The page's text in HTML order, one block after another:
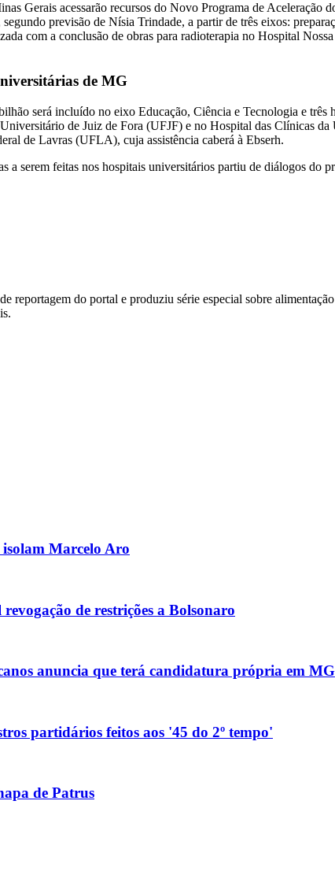
Gerais acessarão recursos do Novo Programa de
previsão de Nísia Trindade, a partir de três eixos:
com a conclusão de obras para radioterapia no Hospital
de MG
será incluído no eixo Educação, Ciência e Tecnologia e três
de Juiz de Fora (UFJF) e no Hospital das Clínicas
de Lavras (UFLA), cuja assistência caberá à Ebserh.
a serem feitas nos hospitais universitários partiu de diálogos do
do portal e produziu série especial sobre
isolam Marcelo Aro
de restrições a Bolsonaro
anuncia que terá candidatura própria em MG
partidários feitos aos '45 do 2º tempo'
de Patrus